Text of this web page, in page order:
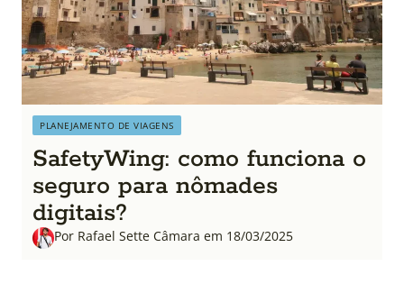
PLANEJAMENTO DE VIAGENS
SafetyWing: como funciona o
seguro para nômades
digitais?
Por Rafael Sette Câmara em 18/03/2025